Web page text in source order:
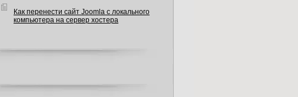
Как перенести сайт Joomla с локального
компьютера на сервер хостера